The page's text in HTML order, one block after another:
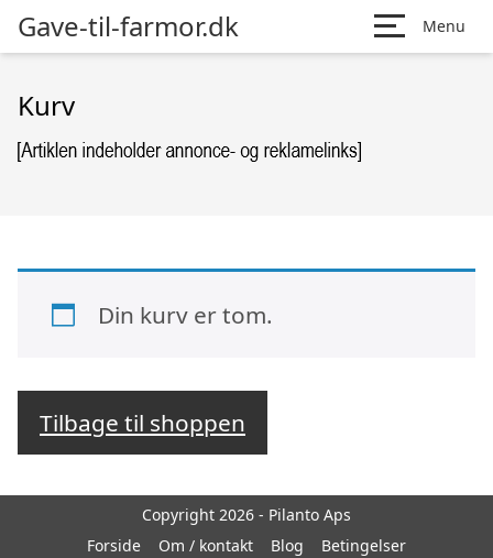
Gave-til-farmor.dk Menu
Kurv
Din kurv er tom.
Tilbage til shoppen
Copyright 2026 - Pilanto Aps
Forside
Om / kontakt Blog Betingelser